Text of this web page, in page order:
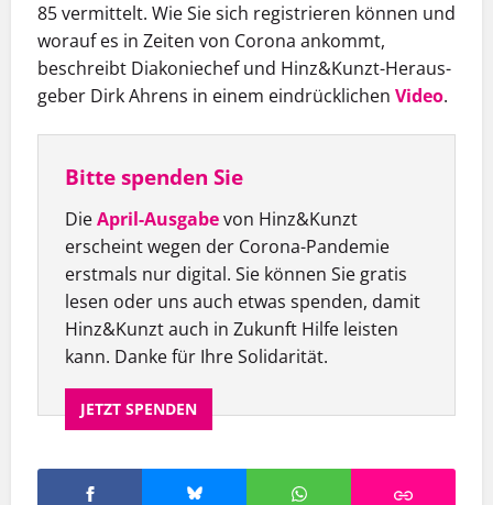
85 vermittelt. Wie Sie sich regis­trieren können und
worauf es in Zeiten von Corona ankommt,
beschreibt Diakoniechef und Hinz&Kunzt-Heraus­
geber Dirk Ahrens in einem eindrück­lichen Video.
Bitte spenden Sie
DieApril-Ausgabevon Hinz&Kunzt
erscheint wegen der Corona-Pandemie
erstmals nur digital. Sie können Sie gratis
lesen oder uns auch etwas spenden, damit
Hinz&Kunzt auch in Zukunft Hilfe leisten
kann. Danke für Ihre Solidarität.
JETZT SPENDEN